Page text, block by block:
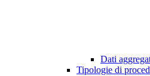
Dati
Tipologie di